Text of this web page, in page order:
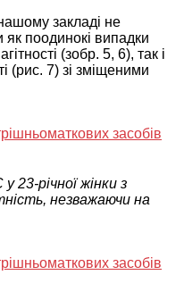
закладі не
поодинокі випадки
(зобр. 5, 6), так і
(рис. 7) зі зміщеними
23-річної жінки з
незважаючи на